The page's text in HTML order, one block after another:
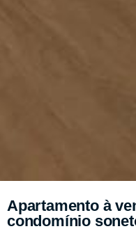
Apartamento à
condomínio